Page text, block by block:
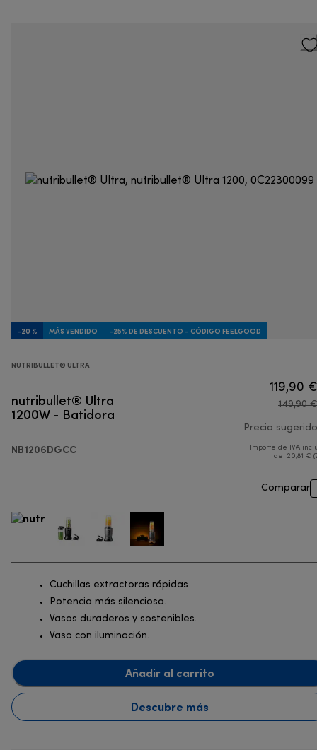
-20 % MÁS VENDIDO -25% DE DESCUENTO - CÓDIGO FEELGOOD
NUTRIBULLET® ULTRA
nutribullet® Ultra
1200W - Batidora
NB1206DGCC
119,90 €
149,90 €
Precio sugerido
Importe de IVA
del 20,81 €
Comparar
Cuchillas extractoras rápidas
Potencia más silenciosa.
Vasos duraderos y sostenibles.
Vaso con iluminación.
Añadir al carrito
Descubre más